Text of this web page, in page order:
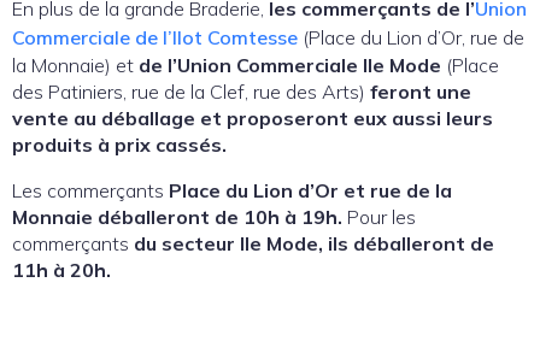
En plus de la grande Braderie, les commerçants de l’Union
Commerciale de l’Ilot Comtesse (Place du Lion d’Or, rue de
la Monnaie) et de l’Union Commerciale Ile Mode (Place
des Patiniers, rue de la Clef, rue des Arts) feront une
vente au déballage et proposeront eux aussi leurs
produits à prix cassés.
Les commerçants Place du Lion d’Or et rue de la
Monnaie déballeront de 10h à 19h. Pour les
commerçants du secteur Ile Mode, ils déballeront de
11h à 20h.